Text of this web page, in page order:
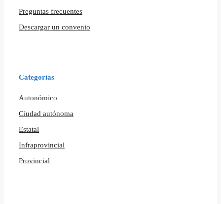
Preguntas frecuentes
Descargar un convenio
Categorías
Autonómico
Ciudad autónoma
Estatal
Infraprovincial
Provincial